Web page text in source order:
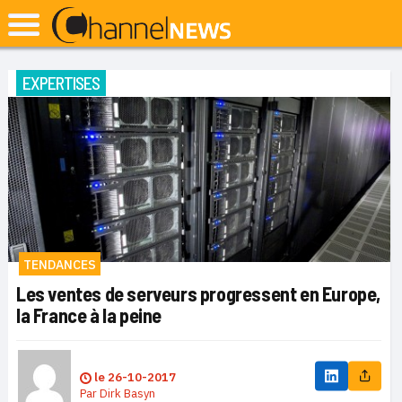
EXPERTISES
TENDANCES
Les ventes de serveurs progressent en Europe,
la France à la peine
le 26-10-2017
ParDirk Basyn